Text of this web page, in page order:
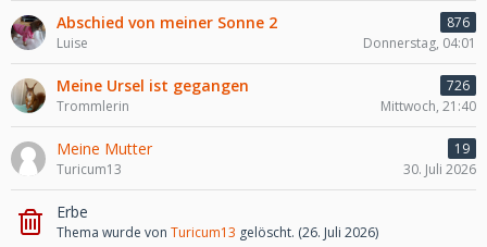
Abschied von meiner Sonne 2
876
Luise
Donnerstag, 04:01
Meine Ursel ist gegangen
726
Trommlerin
Mittwoch, 21:40
Meine Mutter
19
Turicum13
30. Juli 2026
Erbe
Thema wurde von Turicum13 gelöscht. (26. Juli 2026)